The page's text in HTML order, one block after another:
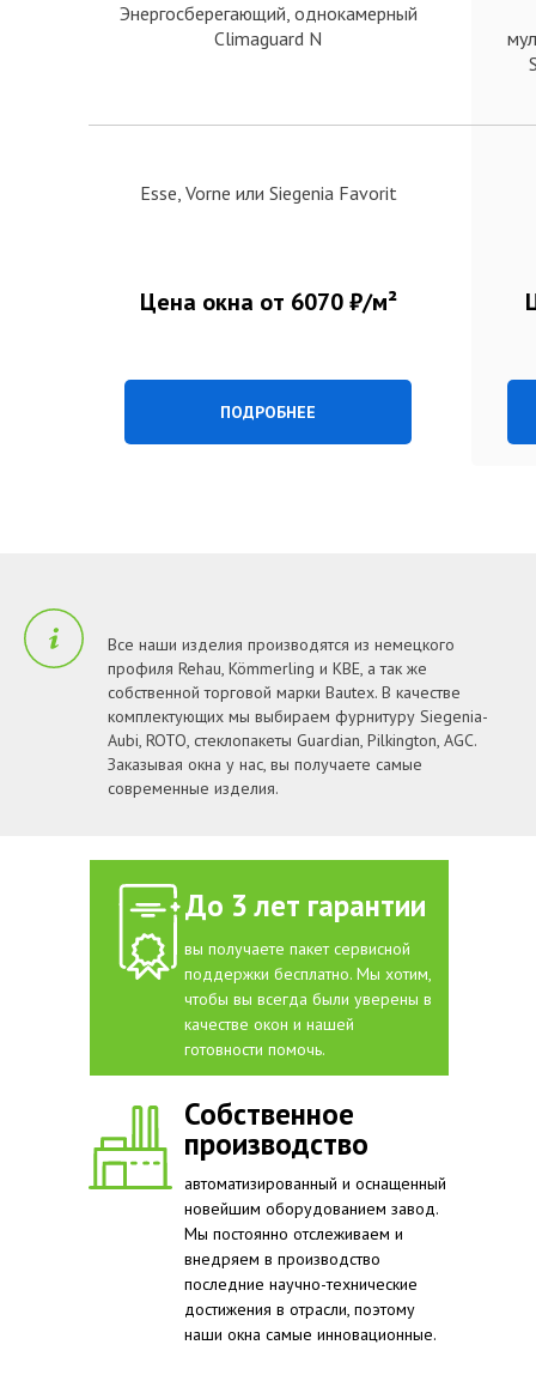
Цена окна от 6070 ₽/м²
ПОДРОБНЕЕ
Энергосберегающий, однокамерный
Climaguard N
Esse, Vorne или Siegenia Favorit
Все наши изделия производятся из немецкого
профиля Rehau, Kömmerling и KBE, а так же
собственной торговой марки Bautex. В качестве
комплектующих мы выбираем фурнитуру Siеgenia-
Aubi, ROTO, стеклопакеты Guardian, Pilkington, AGC.
Заказывая окна у нас, вы получаете самые
современные изделия.
До 3 лет гарантии
вы получаете пакет сервисной
поддержки бесплатно. Мы хотим,
чтобы вы всегда были уверены в
качестве окон и нашей
готовности помочь.
Собственное
производство
автоматизированный и оснащенный
новейшим оборудованием завод.
Мы постоянно отслеживаем и
внедряем в производство
последние научно-технические
достижения в отрасли, поэтому
наши окна самые инновационные.